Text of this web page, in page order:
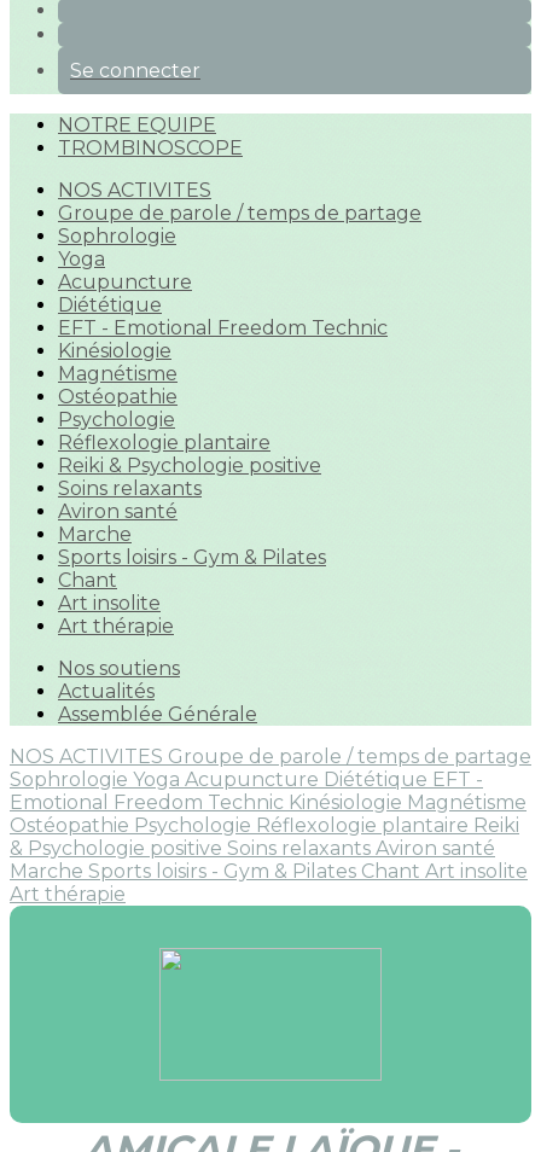
Se connecter
NOTRE EQUIPE
TROMBINOSCOPE
NOS ACTIVITES
Groupe de parole / temps de partage
Sophrologie
Yoga
Acupuncture
Diététique
EFT - Emotional Freedom Technic
Kinésiologie
Magnétisme
Ostéopathie
Psychologie
Réflexologie plantaire
Reiki & Psychologie positive
Soins relaxants
Aviron santé
Marche
Sports loisirs - Gym & Pilates
Chant
Art insolite
Art thérapie
Nos soutiens
Actualités
Assemblée Générale
NOS ACTIVITES Groupe de parole / temps de partage
Sophrologie Yoga Acupuncture Diététique EFT -
Emotional Freedom Technic Kinésiologie Magnétisme
Ostéopathie Psychologie Réflexologie plantaire Reiki
& Psychologie positive Soins relaxants Aviron santé
Marche Sports loisirs - Gym & Pilates Chant Art insolite
Art thérapie